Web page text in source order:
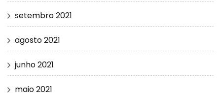
setembro 2021
agosto 2021
junho 2021
maio 2021